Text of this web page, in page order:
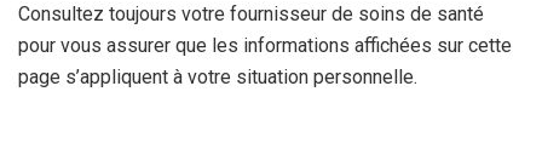
Consultez toujours votre fournisseur de soins de santé
pour vous assurer que les informations affichées sur cette
page s’appliquent à votre situation personnelle.